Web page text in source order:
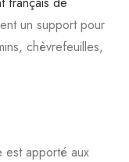
un support pour
chèvrefeuilles,
est apporté aux